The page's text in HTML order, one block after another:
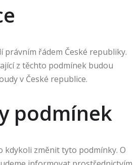
právním řádem České republiky.
z těchto podmínek budou
v České republice.
podmínek
kdykoli změnit tyto podmínky. O